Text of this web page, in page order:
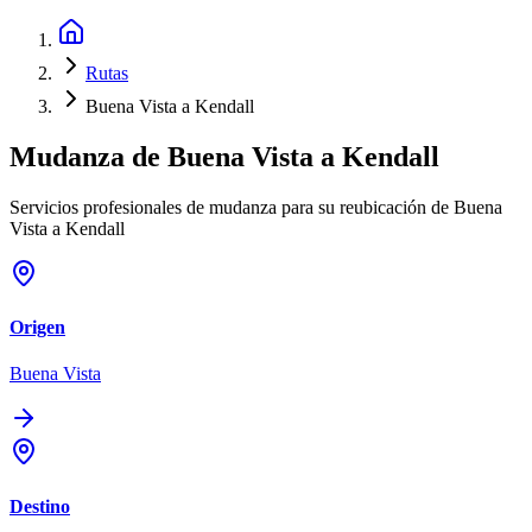
Rutas
Buena Vista a Kendall
Mudanza de Buena Vista a Kendall
Servicios profesionales de mudanza para su reubicación de Buena
Vista a Kendall
Origen
Buena Vista
Destino